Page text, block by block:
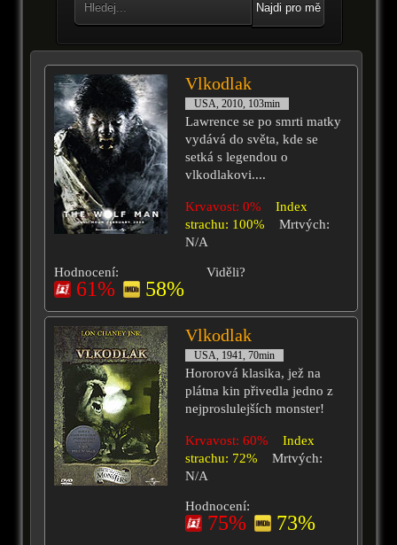
Najdi pro mě
Vlkodlak
USA, 2010, 103min
Lawrence se po smrti matky
vydává do světa, kde se
setká s legendou o
vlkodlakovi....
Krvavost: 0%
Index
strachu: 100%
Mrtvých:
N/A
Hodnocení:
61% 58%
Viděli?
Vlkodlak
USA, 1941, 70min
Hororová klasika, jež na
plátna kin přivedla jedno z
nejproslulejších monster!
Krvavost: 60%
Index
strachu: 72%
Mrtvých:
N/A
Hodnocení:
75% 73%